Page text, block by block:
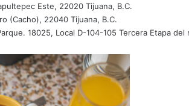
Este, 22020 Tijuana, B.C.
(Cacho), 22040 Tijuana, B.C.
18025, Local D-104-105 Tercera Etapa